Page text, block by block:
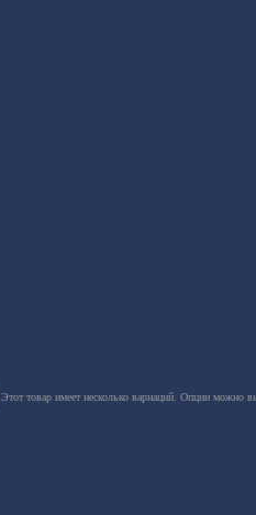
Этот товар имеет несколько вариаций. Опции можно